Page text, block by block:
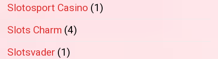
Slotosport Casino (1)
Slots Charm (4)
Slotsvader (1)